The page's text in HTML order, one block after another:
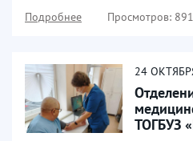
Подробнее Просмотров: 891
24
ТОГБУЗ